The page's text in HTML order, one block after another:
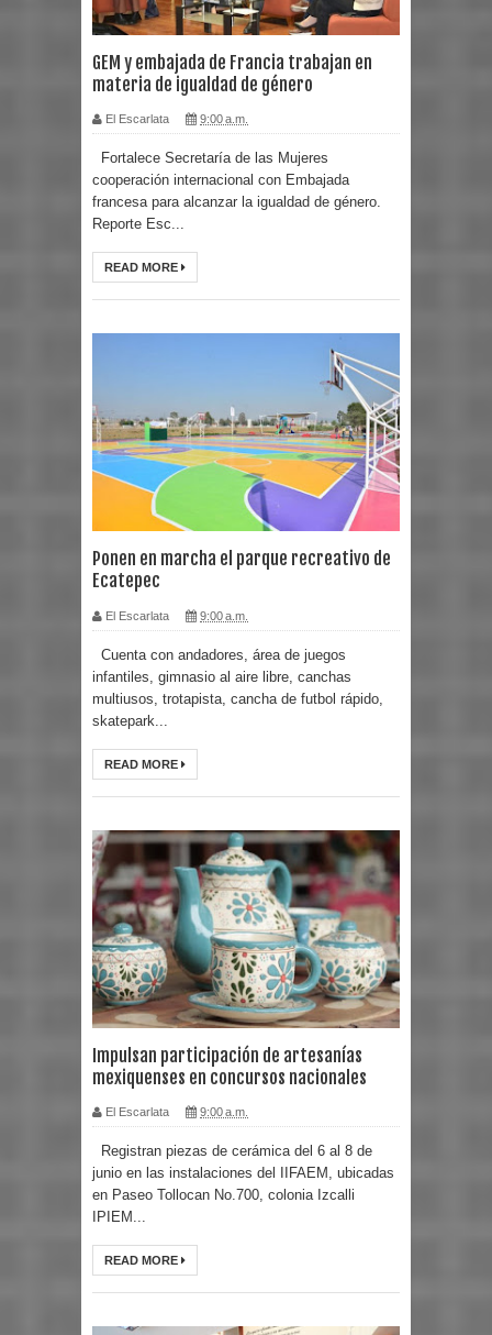
GEM y embajada de Francia trabajan en
materia de igualdad de género
El Escarlata 9:00 a.m.
Fortalece Secretaría de las Mujeres
cooperación internacional con Embajada
francesa para alcanzar la igualdad de género.
Reporte Esc...
READ MORE
Ponen en marcha el parque recreativo de
Ecatepec
El Escarlata 9:00 a.m.
Cuenta con andadores, área de juegos
infantiles, gimnasio al aire libre, canchas
multiusos, trotapista, cancha de futbol rápido,
skatepark...
READ MORE
Impulsan participación de artesanías
mexiquenses en concursos nacionales
El Escarlata 9:00 a.m.
Registran piezas de cerámica del 6 al 8 de
junio en las instalaciones del IIFAEM, ubicadas
en Paseo Tollocan No.700, colonia Izcalli
IPIEM...
READ MORE